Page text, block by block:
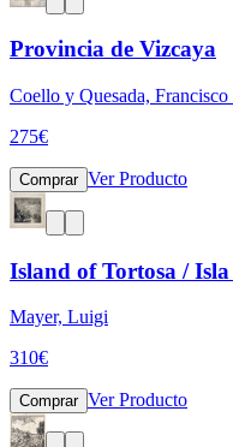
Provincia de Vizcaya
Coello y Quesada, Francisco
275€
Comprar Ver Producto
Island of Tortosa /
Mayer, Luigi
310€
Comprar Ver Producto